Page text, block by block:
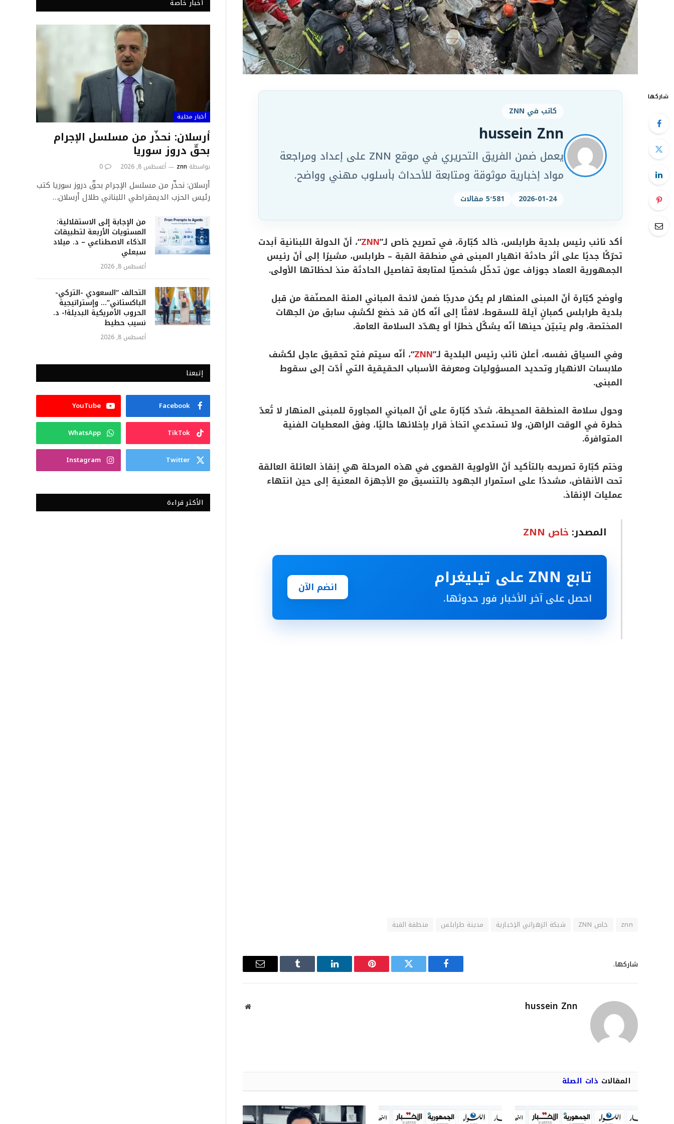
شاركها
كاتب في ZNN
hussein Znn
يعمل ضمن الفريق التحريري في موقع ZNN على إعداد ومراجعة
مواد إخبارية موثوقة ومتابعة للأحداث بأسلوب مهني وواضح.
2026-01-24 5٬581 مقالات
أكد نائب رئيس بلدية طرابلس، خالد كبّارة، في تصريح خاص لـ”ZNN“، أنّ الدولة اللبنانية أبدت
تحرّكًا جديًا على أثر حادثة انهيار المبنى في منطقة القبة – طرابلس، مشيرًا إلى أنّ رئيس
الجمهورية العماد جوزاف عون تدخّل شخصيًا لمتابعة تفاصيل الحادثة منذ لحظاتها الأولى.
وأوضح كبّارة أنّ المبنى المنهار لم يكن مدرجًا ضمن لائحة المباني المئة المصنّفة من قبل
بلدية طرابلس كمبانٍ آيلة للسقوط، لافتًا إلى أنّه كان قد خضع لكشفٍ سابق من الجهات
المختصة، ولم يتبيّن حينها أنّه يشكّل خطرًا أو يهدّد السلامة العامة.
وفي السياق نفسه، أعلن نائب رئيس البلدية لـ”ZNN“، أنّه سيتم فتح تحقيق عاجل لكشف
ملابسات الانهيار وتحديد المسؤوليات ومعرفة الأسباب الحقيقية التي أدّت إلى سقوط
المبنى.
وحول سلامة المنطقة المحيطة، شدّد كبّارة على أنّ المباني المجاورة للمبنى المنهار لا تُعدّ
خطرة في الوقت الراهن، ولا تستدعي اتخاذ قرار بإخلائها حاليًا، وفق المعطيات الفنية
المتوافرة.
وختم كبّارة تصريحه بالتأكيد أنّ الأولوية القصوى في هذه المرحلة هي إنقاذ العائلة العالقة
تحت الأنقاض، مشددًا على استمرار الجهود بالتنسيق مع الأجهزة المعنية إلى حين انتهاء
عمليات الإنقاذ.
المصدر: خاص ZNN
تابع ZNN على تيليغرام
احصل على آخر الأخبار فور حدوثها.
انضم الآن
znn خاص ZNN شبكة الزهراني الإخبارية مدينة طرابلس منطقة القبة
شاركها.
فيسبوك تويتر بينتيريستلينكدإن Tumblr
البريد
hussein Znn
موقع
المقالات ذات الصلة
أخبار خاصة
أخبار محلية
أرسلان: نحذّر من مسلسل الإجرام
بحقّ دروز سوريا
بواسطة znn أغسطس 8, 2026 0
أرسلان: نحذّر من مسلسل الإجرام بحقّ دروز سوريا كتب
رئيس الحزب الديمقراطي اللبناني طلال أرسلان…
من الإجابة إلى الاستقلالية:
المستويات الأربعة لتطبيقات
الذكاء الاصطناعي – د. ميلاد
سبعلي
أغسطس 8, 2026
التحالف “السعودي -التركي-
الباكستاني”… وإستراتيجية
الحروب الأمريكية البديلة!- د.
نسيب حطيط
أغسطس 8, 2026
إتبعنا
Facebook
YouTube
TikTok
WhatsApp
Twitter
Instagram
الأكثر قراءة